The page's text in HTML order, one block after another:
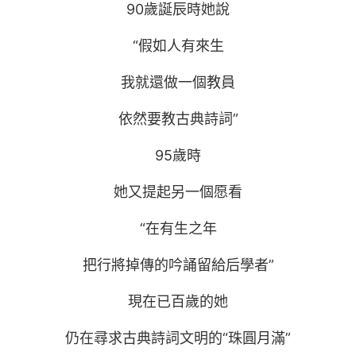
90歲誕辰時她說
“假如人有來生
我就還做一個教員
依然要教古典詩詞”
95歲時
她又提起另一個愿看
“在有生之年
把行將掉傳的吟誦留給后學者”
現在已百歲的她
仍在尋求古典詩詞文明的“珠圓月滿”